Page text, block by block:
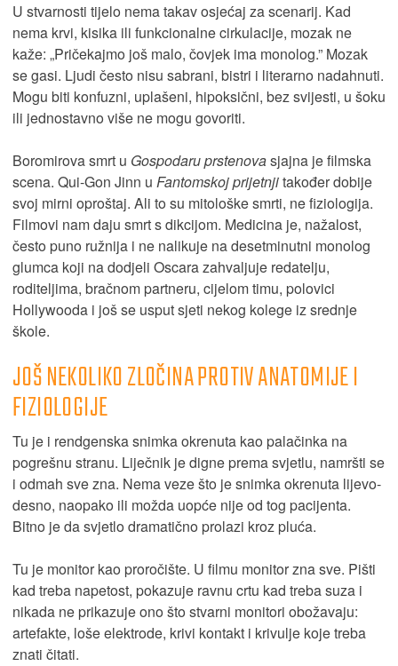
U stvarnosti tijelo nema takav osjećaj za scenarij. Kad
nema krvi, kisika ili funkcionalne cirkulacije, mozak ne
kaže: „Pričekajmo još malo, čovjek ima monolog.” Mozak
se gasi. Ljudi često nisu sabrani, bistri i literarno nadahnuti.
Mogu biti konfuzni, uplašeni, hipoksični, bez svijesti, u šoku
ili jednostavno više ne mogu govoriti.
Boromirova smrt u Gospodaru prstenovasjajna je filmska
scena. Qui-Gon Jinn u Fantomskoj prijetnjitakođer dobije
svoj mirni oproštaj. Ali to su mitološke smrti, ne fiziologija.
Filmovi nam daju smrt s dikcijom. Medicina je, nažalost,
često puno ružnija i ne nalikuje na desetminutni monolog
glumca koji na dodjeli Oscara zahvaljuje redatelju,
roditeljima, bračnom partneru, cijelom timu, polovici
Hollywooda i još se usput sjeti nekog kolege iz srednje
škole.
JOŠ NEKOLIKO ZLOČINA PROTIV ANATOMIJE I
FIZIOLOGIJE
Tu je i rendgenska snimka okrenuta kao palačinka na
pogrešnu stranu. Liječnik je digne prema svjetlu, namršti se
i odmah sve zna. Nema veze što je snimka okrenuta lijevo-
desno, naopako ili možda uopće nije od tog pacijenta.
Bitno je da svjetlo dramatično prolazi kroz pluća.
Tu je monitor kao proročište. U filmu monitor zna sve. Pišti
kad treba napetost, pokazuje ravnu crtu kad treba suza i
nikada ne prikazuje ono što stvarni monitori obožavaju:
artefakte, loše elektrode, krivi kontakt i krivulje koje treba
znati čitati.